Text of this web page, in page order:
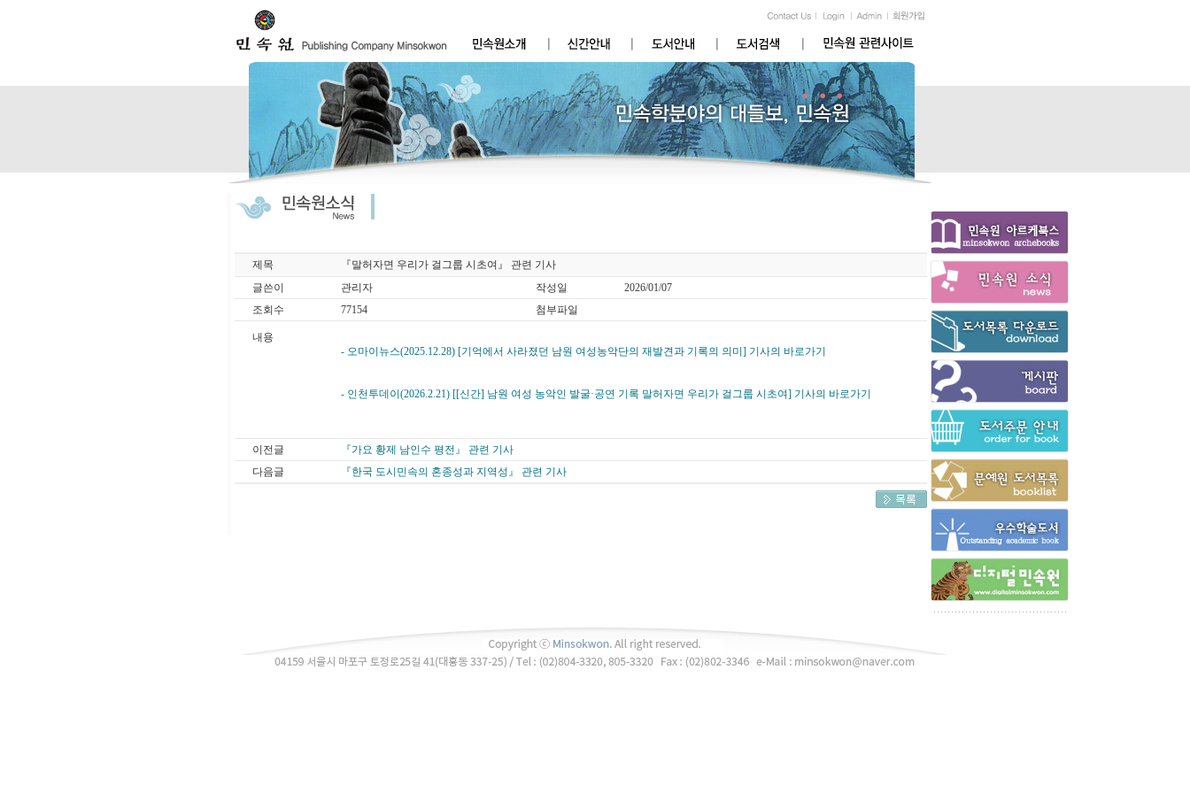
제목
『말허자면 우리가 걸그룹 시초여』 관련 기사
글쓴이
관리자 작성일
2026/01/07
조회수
77154 첨부파일
내용
- 오마이뉴스(2025.12.28) [기억에서 사라졌던 남원 여성농악단의 재발견과 기록의 의미] 기사의 바로가기
- 인천투데이(2026.2.21) [[신간] 남원 여성 농악인 발굴·공연 기록 말허자면 우리가 걸그룹 시초여] 기사의 바로가기
이전글
『가요 황제 남인수 평전』 관련 기사
다음글
『한국 도시민속의 혼종성과 지역성』 관련 기사